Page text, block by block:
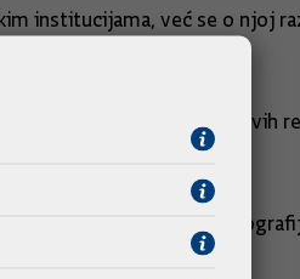
institucijama, već se o njoj
novih portfelja i novih
za demokraciju i